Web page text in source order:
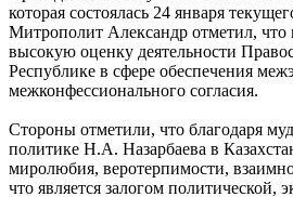
которая состоялась 24 января
Митрополит Александр отметил, что
высокую оценку деятельности
Республике в сфере обеспечения
межконфессионального согласия.
Стороны отметили, что благодаря
политике Н.А. Назарбаева в
миролюбия, веротерпимости,
что является залогом политической,